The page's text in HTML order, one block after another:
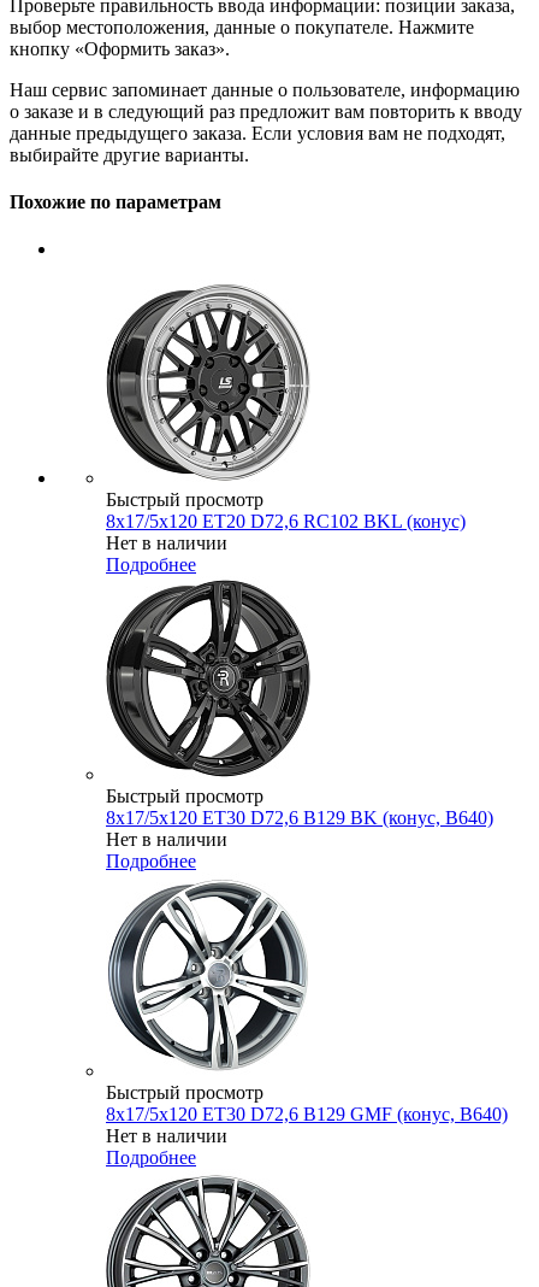
Проверьте правильность ввода информации: позиции заказа,
выбор местоположения, данные о покупателе. Нажмите
кнопку «Оформить заказ».
Наш сервис запоминает данные о пользователе, информацию
о заказе и в следующий раз предложит вам повторить к вводу
данные предыдущего заказа. Если условия вам не подходят,
выбирайте другие варианты.
Похожие по параметрам
Быстрый просмотр
8x17/5x120 ET20 D72,6 RC102 BKL (конус)
Нет в наличии
Подробнее
Быстрый просмотр
8x17/5x120 ET30 D72,6 B129 BK (конус, B640)
Нет в наличии
Подробнее
Быстрый просмотр
8x17/5x120 ET30 D72,6 B129 GMF (конус, B640)
Нет в наличии
Подробнее